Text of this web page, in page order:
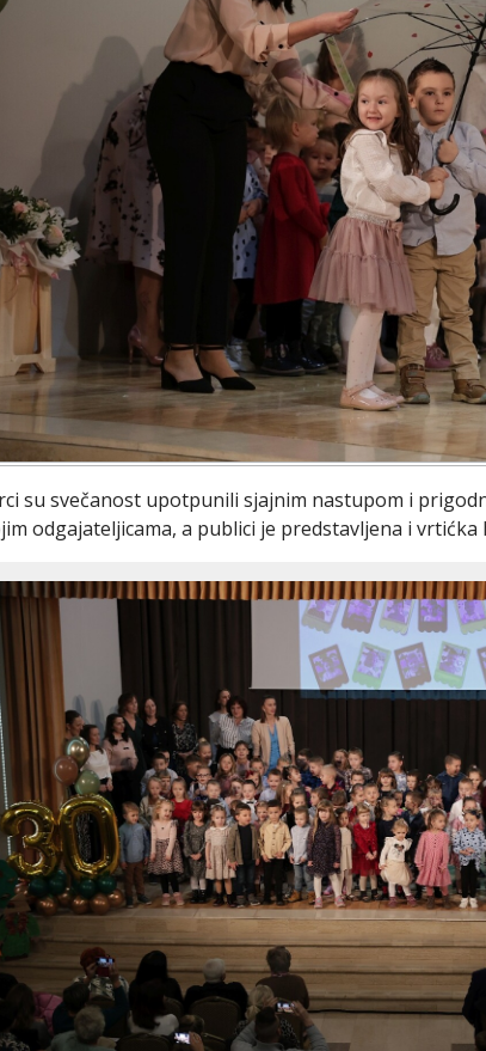
su svečanost upotpunili sjajnim nastupom i
odgajateljicama, a publici je predstavljena i vrtićka